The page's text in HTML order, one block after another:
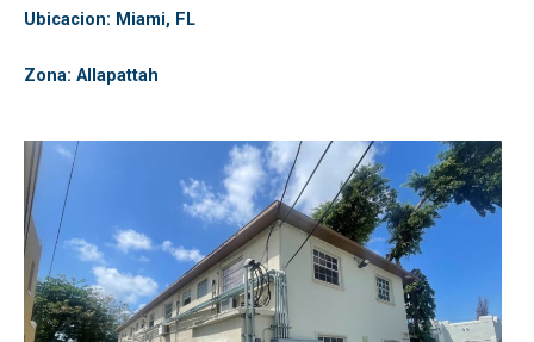
Ubicacion: Miami, FL
Zona: Allapattah